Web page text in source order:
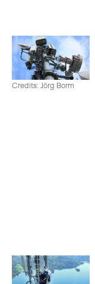
Credits: Jörg Borm